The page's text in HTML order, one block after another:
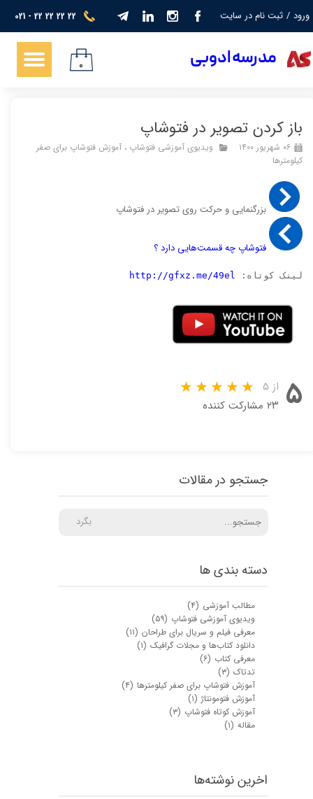
021 - 22 22 22 22 ورود / ثبت نام در سایت
حساب کاربری من
تغییر گذر واژه
خروج از حساب کاربری
​​​مدرسه ادوبی ۰
باز کردن تصویر در فتوشاپ
۰۶ شهریور ۱۴۰۰ ویدیوی آموزشی فتوشاپ ، آموزش فتوشاپ برای صفر
کیلومترها
بزرگنمایی و حرکت روی تصویر در فتوشاپ
فتوشاپ چه قسمت‌هایی دارد ؟
لینک کوتاه: http://gfxz.me/49el
۵ از ۵
۲۳ مشارکت کننده
دسته بندی ها
مطالب آموزشی (۴)
ویدیوی آموزشی فتوشاپ (۵۹)
معرفی فیلم و سریال برای طراحان (۱۱)
دانلود کتاب‌ها و مجلات گرافیک (۱)
معرفی کتاب (۶)
تدتاک (۳)
آموزش فتوشاپ برای صفر کیلومترها (۴)
آموزش فتومونتاژ (۱)
آموزش کوتاه فتوشاپ (۳)
مقاله (۱)
جستجو در مقالات
بگرد
اخرین نوشته‌ها